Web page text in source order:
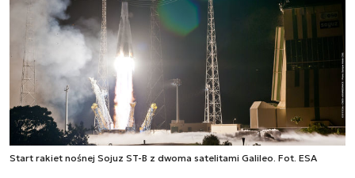
Start rakiet nośnej Sojuz ST-B z dwoma satelitami Galileo. Fot. ESA